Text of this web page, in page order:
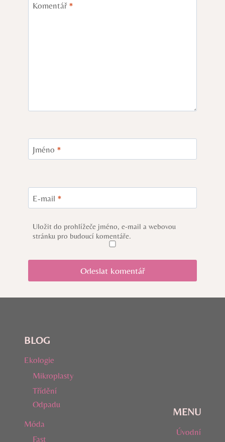
Komentář *
Jméno *
E-mail *
Uložit do prohlížeče jméno, e-mail a webovou
stránku pro budoucí komentáře.
BLOG
Ekologie
Mikroplasty
Třídění
Odpadu
Móda
Fast
MENU
Úvodní